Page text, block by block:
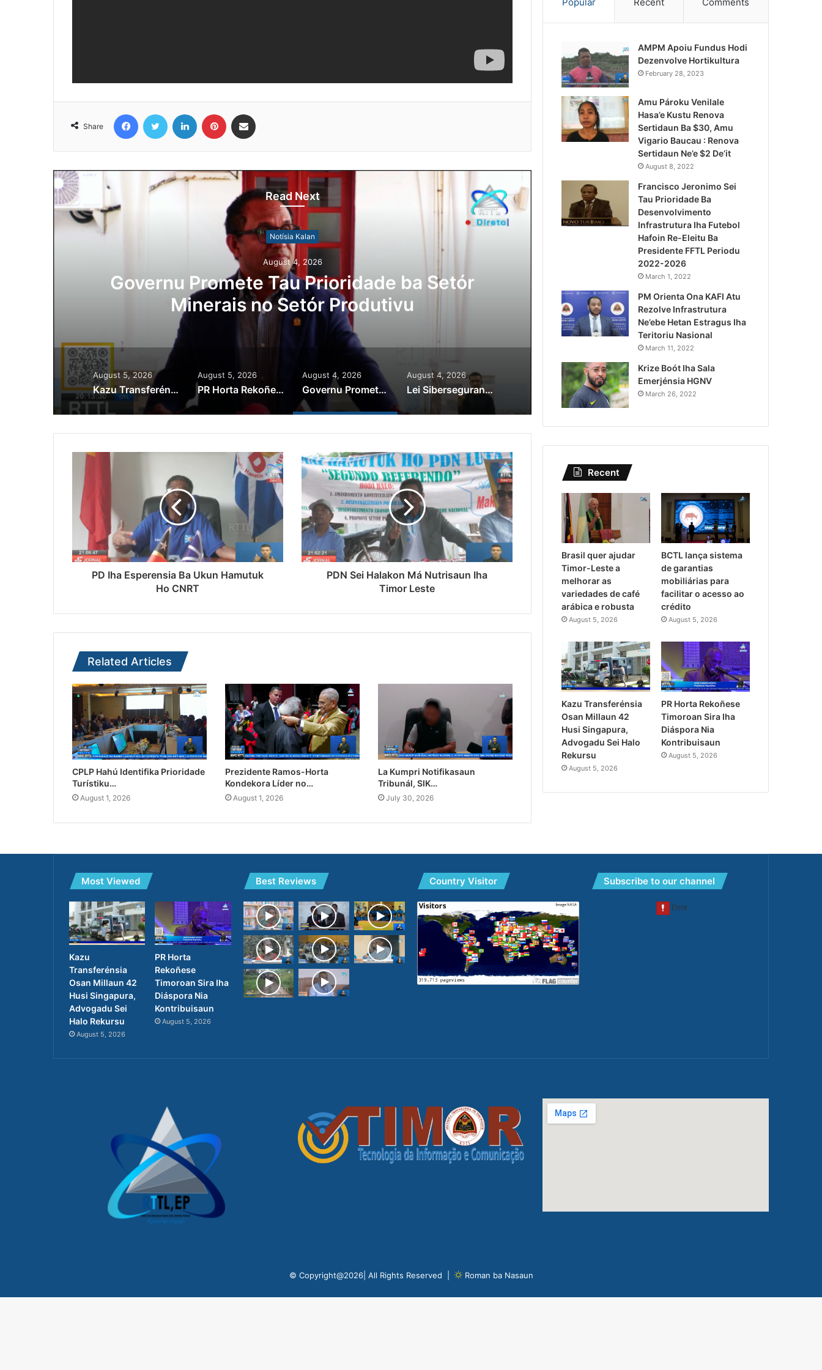
Share
Read Next
Notísia Kalan
August 4, 2026
Governu Promete Tau Prioridade ba Setór
Minerais no Setór Produtivu
Lei Siberseguransa Ajuda
Kaptura Autór Kriminozu
Estranjeiru
August 5, 2026
Kazu Transferénsia Osan Millaun 42 Husi Singapura, Advogadu Sei Halo Rekursu
August 5, 2026
PR Horta Rekoñese Timoroan Sira Iha Diáspora Nia Kontribuisaun
August 4, 2026
Governu Promete Tau Prioridade ba Setór Minerais no Setór Produtivu
August 4, 2026
Lei Siberseguransa Ajuda Autoridade Polisiál Kaptura Autór Kriminozu ho Paradeiru Iha Estranjeiru
PD Iha Esperensia Ba Ukun Hamutuk
Ho CNRT
PDN Sei Halakon Má Nutrisaun Iha
Timor Leste
Related Articles
CPLP Hahú Identifika Prioridade
Turístiku…
August 1, 2026
Prezidente Ramos-Horta
Kondekora Líder no…
August 1, 2026
La Kumpri Notifikasaun
Tribunál, SIK…
July 30, 2026
Popular Recent Comments
AMPM Apoiu Fundus Hodi
Dezenvolve Hortikultura
February 28, 2023
Amu Pároku Venilale
Hasa’e Kustu Renova
Sertidaun Ba $30, Amu
Vigario Baucau : Renova
Sertidaun Ne’e $2 De’it
August 8, 2022
Francisco Jeronimo Sei
Tau Prioridade Ba
Desenvolvimento
Infrastrutura Iha Futebol
Hafoin Re-Eleitu Ba
Presidente FFTL Periodu
2022-2026
March 1, 2022
PM Orienta Ona KAFI Atu
Rezolve Infrastrutura
Ne’ebe Hetan Estragus Iha
Teritoriu Nasional
March 11, 2022
Krize Boót Iha Sala
Emerjénsia HGNV
March 26, 2022
Recent
Brasil quer ajudar
Timor-Leste a
melhorar as
variedades de café
arábica e robusta
August 5, 2026
BCTL lança sistema
de garantias
mobiliárias para
facilitar o acesso ao
crédito
August 5, 2026
Kazu Transferénsia
Osan Millaun 42
Husi Singapura,
Advogadu Sei Halo
Rekursu
August 5, 2026
PR Horta Rekoñese
Timoroan Sira Iha
Diáspora Nia
Kontribuisaun
August 5, 2026
Most Viewed
Kazu
Transferénsia
Osan Millaun 42
Husi Singapura,
Advogadu Sei
Halo Rekursu
August 5, 2026
PR Horta
Rekoñese
Timoroan Sira Iha
Diáspora Nia
Kontribuisaun
August 5, 2026
Best Reviews Country Visitor Subscribe to our channel
© Copyright@2026| All Rights Reserved | Roman ba Nasaun